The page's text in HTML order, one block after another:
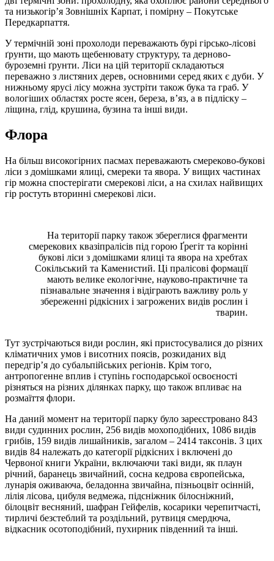
та низькогір’я Зовнішніх Карпат, і помірну – Покутське
Передкарпаття.
У термічній зоні прохолоди переважають бурі гірсько-лісові
ґрунти, що мають щебенювату структуру, та дерново-
буроземні ґрунти. Ліси на цій території складаються
переважно з листяних дерев, основними серед яких є дуби. У
нижньому ярусі лісу можна зустріти також бука та граб. У
вологіших областях росте ясен, береза, в’яз, а в підліску –
ліщина, глід, крушина, бузина та інші види.
Флора
На більш високогірних пасмах переважають смереково-букові
ліси з домішками ялиці, смереки та явора. У вищих частинах
гір можна спостерігати смерекові ліси, а на схилах найвищих
гір ростуть вторинні смерекові ліси.
На території парку також збереглися фрагменти
смерекових квазіпралісів під горою Ґрегіт та корінні
букові ліси з домішками ялиці та явора на хребтах
Сокільський та Каменистий. Ці пралісові формації
мають велике екологічне, науково-практичне та
пізнавальне значення і відіграють важливу роль у
збереженні рідкісних і загрожених видів рослин і
тварин.
Тут зустрічаються види рослин, які пристосувалися до різних
кліматичних умов і висотних поясів, розкиданих від
передгір’я до субальпійських регіонів. Крім того,
антропогенне вплив і ступінь господарської освоєності
різняться на різних ділянках парку, що також впливає на
розмаїття флори.
На даний момент на території парку було зареєстровано 843
види судинних рослин, 256 видів мохоподібних, 1086 видів
грибів, 159 видів лишайників, загалом – 2414 таксонів. З цих
видів 84 належать до категорії рідкісних і включені до
Червоної книги України, включаючи такі види, як плаун
річний, баранець звичайний, сосна кедрова європейська,
лунарія оживаюча, беладонна звичайна, пізньоцвіт осінній,
лілія лісова, цибуля ведмежа, підсніжник білосніжний,
білоцвіт весняний, шафран Гейфелів, косарики черепитчасті,
тирличі безстеблий та роздільний, рутвиця смердюча,
відкасник осотоподібний, пухирник південний та інші.